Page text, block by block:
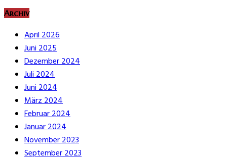
Archiv
April 2026
Juni 2025
Dezember 2024
Juli 2024
Juni 2024
März 2024
Februar 2024
Januar 2024
November 2023
September 2023